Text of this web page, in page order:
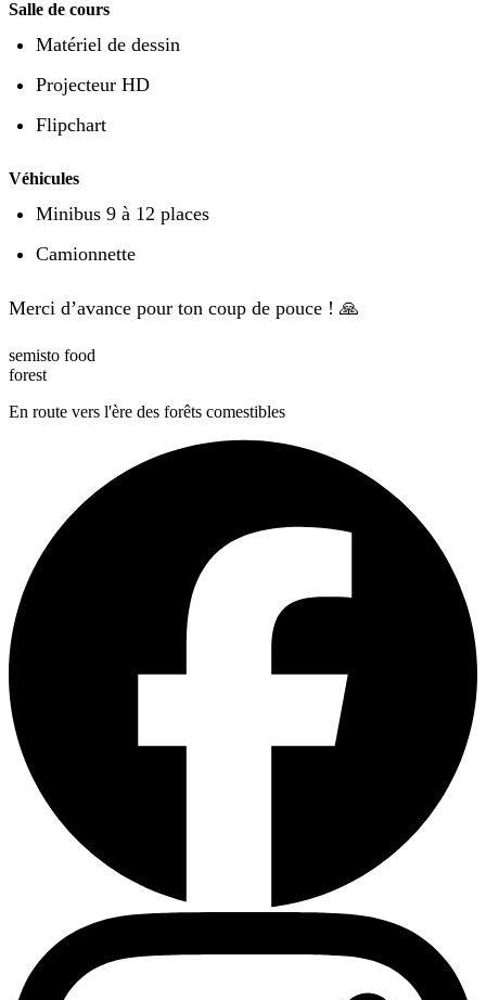
Salle de cours
Matériel de dessin
Projecteur HD
Flipchart
Véhicules
Minibus 9 à 12 places
Camionnette
Merci d’avance pour ton coup de pouce ! 🙏
semisto food
forest
En route vers l'ère des forêts comestibles